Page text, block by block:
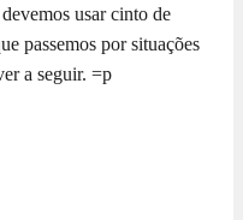
usar cinto de
passemos por situações
a seguir. =p